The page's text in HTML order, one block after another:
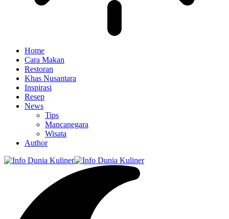
Home
Cara Makan
Restoran
Khas Nusantara
Inspirasi
Resep
News
Tips
Mancanegara
Wisata
Author